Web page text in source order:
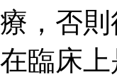
療，否
在臨床